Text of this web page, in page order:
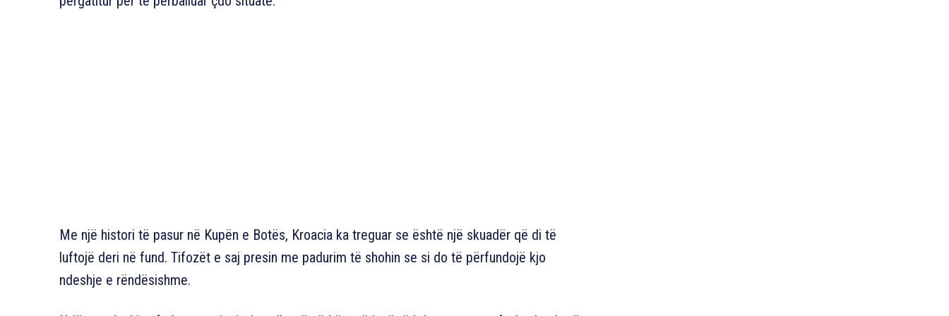
Me një histori të pasur në Kupën e Botës, Kroacia ka treguar se është një skuadër që di të
luftojë deri në fund. Tifozët e saj presin me padurim të shohin se si do të përfundojë kjo
ndeshje e rëndësishme.